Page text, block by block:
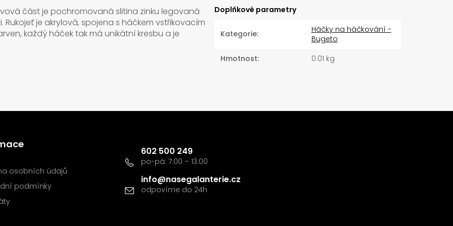
část je pochromovaná slitina zinku legovaná
je akrylová, spojena s háčkem vstřikovacím
každý háček tak má unikátní kresbu a je
Doplňkové parametry
Kategorie:
Háčky na háčkování -
Bugeto
Hmotnost: 0.01 kg
osobních údajů
podmínky
info@nasegalanterie.cz
602 500 249